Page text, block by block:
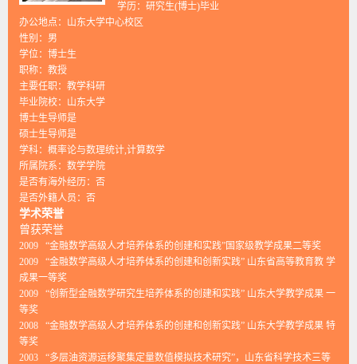
学历：研究生(博士)毕业
办公地点：山东大学中心校区
性别：男
学位：博士生
职称：教授
主要任职：教学科研
毕业院校：山东大学
博士生导师是
硕士生导师是
学科：概率论与数理统计,计算数学
所属院系：数学学院
是否有海外经历：否
是否外籍人员：否
学术荣誉
曾获荣誉
2009 “金融数学高级人才培养体系的创建和实践”国家级教学成果二等奖
2009 “金融数学高级人才培养体系的创建和创新实践” 山东省高等教育教 学
成果一等奖
2009 “创新型金融数学研究生培养体系的创建和实践” 山东大学教学成果 一
等奖
2008 “金融数学高级人才培养体系的创建和创新实践” 山东大学教学成果 特
等奖
2003 “多层油资源运移聚集定量数值模拟技术研究”，山东省科学技术三等